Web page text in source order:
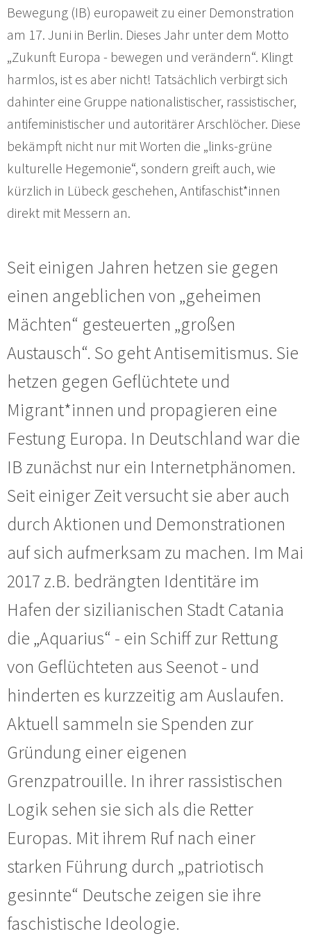
Bewegung (IB) europaweit zu einer Demonstration
am 17. Juni in Berlin. Dieses Jahr unter dem Motto
„Zukunft Europa - bewegen und verändern“. Klingt
harmlos, ist es aber nicht! Tatsächlich verbirgt sich
dahinter eine Gruppe nationalistischer, rassistischer,
antifeministischer und autoritärer Arschlöcher. Diese
bekämpft nicht nur mit Worten die „links-grüne
kulturelle Hegemonie“, sondern greift auch, wie
kürzlich in Lübeck geschehen, Antifaschist*innen
direkt mit Messern an.
Seit einigen Jahren hetzen sie gegen
einen angeblichen von „geheimen
Mächten“ gesteuerten „großen
Austausch“. So geht Antisemitismus. Sie
hetzen gegen Geflüchtete und
Migrant*innen und propagieren eine
Festung Europa. In Deutschland war die
IB zunächst nur ein Internetphänomen.
Seit einiger Zeit versucht sie aber auch
durch Aktionen und Demonstrationen
auf sich aufmerksam zu machen. Im Mai
2017 z.B. bedrängten Identitäre im
Hafen der sizilianischen Stadt Catania
die „Aquarius“ - ein Schiff zur Rettung
von Geflüchteten aus Seenot - und
hinderten es kurzzeitig am Auslaufen.
Aktuell sammeln sie Spenden zur
Gründung einer eigenen
Grenzpatrouille. In ihrer rassistischen
Logik sehen sie sich als die Retter
Europas. Mit ihrem Ruf nach einer
starken Führung durch „patriotisch
gesinnte“ Deutsche zeigen sie ihre
faschistische Ideologie.